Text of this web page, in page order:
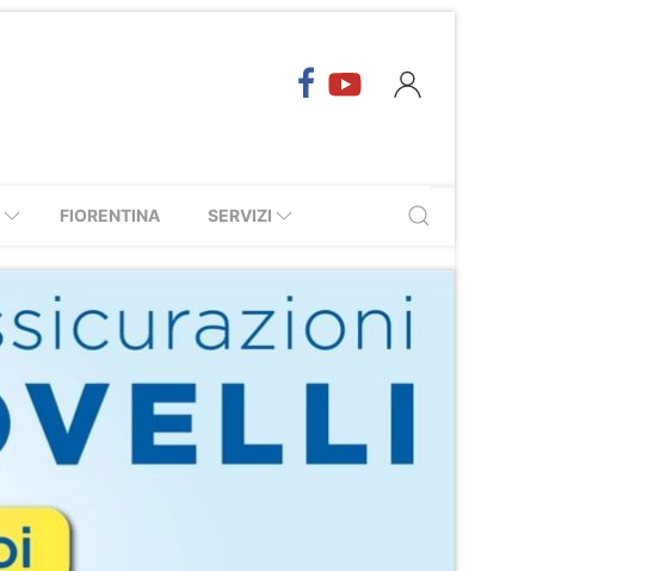
FIORENTINA SERVIZI